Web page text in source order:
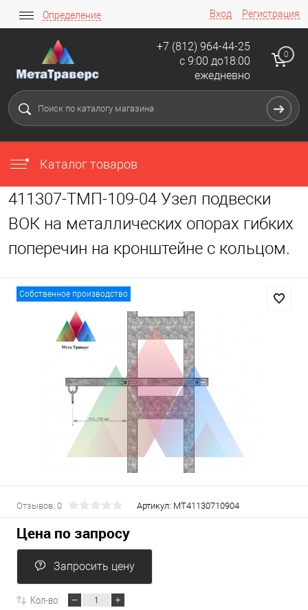
Вход Регистрация
Определение
+7 (812) 964-44-25
с 9:00 до18:00
ежедневно
0
Каталог товаров
411307-ТМП-109-04 Узел подвески
ВОК на металлических опорах гибких
поперечин на кронштейне с кольцом.
Собственное производство
Отзывов: 0 Артикул: МТ41130710904
Цена по запросу
Запросить цену
Кол-во: